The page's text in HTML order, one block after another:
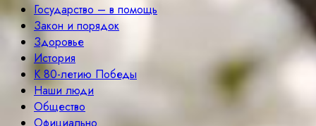
Государство – в помощь
Закон и порядок
Здоровье
История
К 80-летию Победы
Наши люди
Общество
Официально